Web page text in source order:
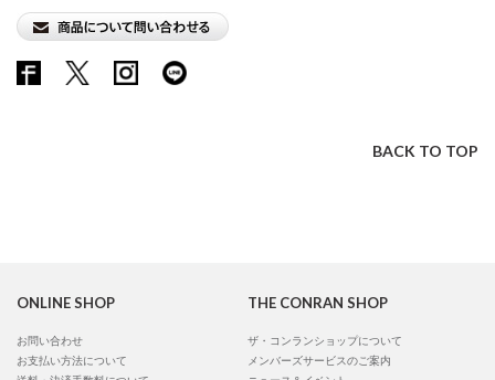
BACK TO TOP
ONLINE SHOP
お問い合わせ
お支払い方法について
THE CONRAN SHOP
ザ・コンランショップについて
メンバーズサービスのご案内